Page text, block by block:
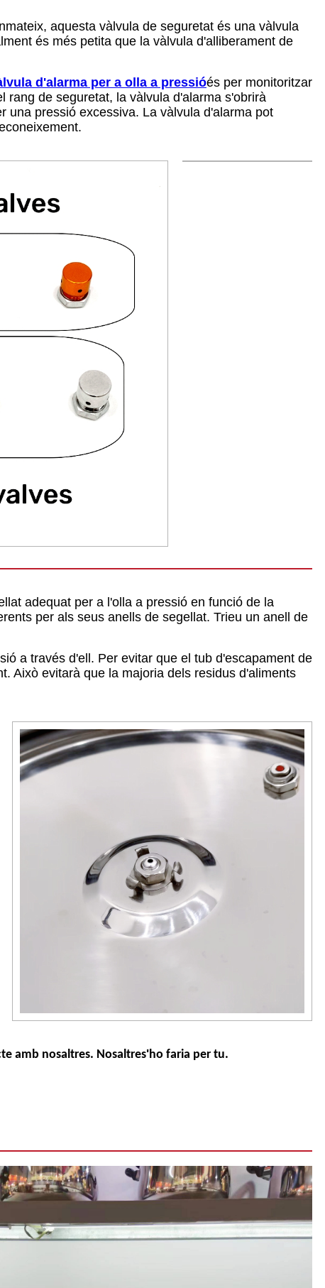
aquesta vàlvula de seguretat és una vàlvula
és més petita que la vàlvula d'alliberament de
d'alarma per a olla a pressióés per monitoritzar
rang de seguretat, la vàlvula d'alarma s'obrirà
una pressió excessiva. La vàlvula d'alarma pot
adequat per a l'olla a pressió en funció de la
per als seus anells de segellat. Trieu un anell de
a través d'ell. Per evitar que el tub d'escapament de
Això evitarà que la majoria dels residus d'aliments
amb nosaltres. Nosaltres'ho faria per tu.